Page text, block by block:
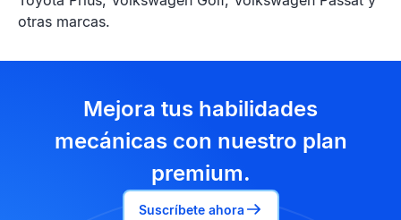
otras marcas.
Mejora tus habilidades
mecánicas con nuestro plan
premium.
Suscríbete ahora